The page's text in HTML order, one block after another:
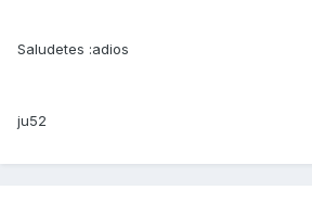
Saludetes :adios
ju52